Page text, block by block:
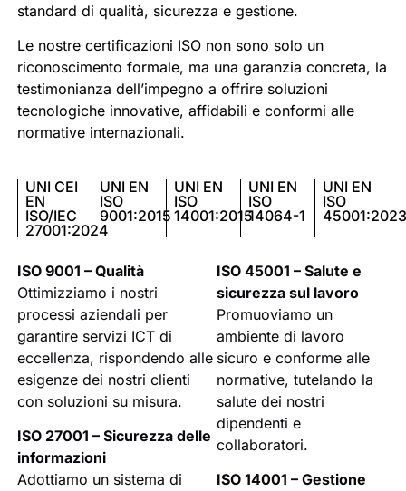
standard di qualità, sicurezza e gestione.
Le nostre certificazioni ISO non sono solo un
riconoscimento formale, ma una garanzia concreta, la
testimonianza dell’impegno a offrire soluzioni
tecnologiche innovative, affidabili e conformi alle
normative internazionali.
UNI CEI
EN
ISO/IEC
27001:2024
UNI EN
ISO
9001:2015
UNI EN
ISO
14001:2015
UNI EN
ISO
14064-1
UNI EN
ISO
ISO 9001 – Qualità
Ottimizziamo i nostri
processi aziendali per
garantire servizi ICT di
eccellenza, rispondendo alle
esigenze dei nostri clienti
con soluzioni su misura.
ISO 27001 – Sicurezza delle
informazioni
Adottiamo un sistema di
ISO 45001 – Salute e
sicurezza sul lavoro
Promuoviamo un
ambiente di lavoro
sicuro e conforme alle
normative, tutelando la
salute dei nostri
dipendenti e
collaboratori.
ISO 14001 – Gestione